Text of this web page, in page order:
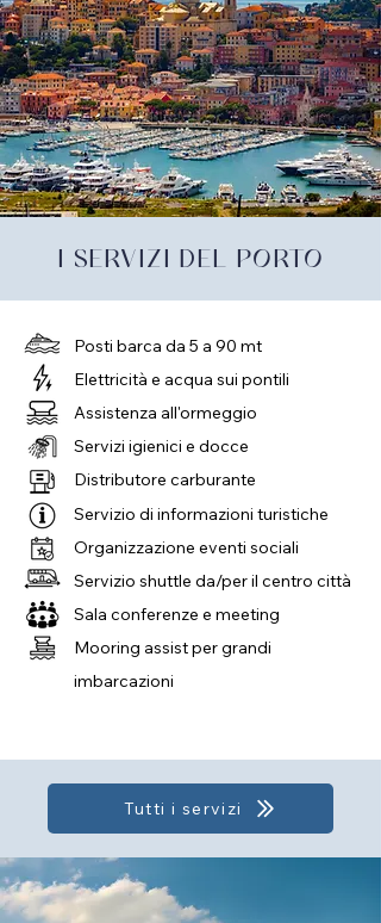
I SERVIZI DEL PORTO
Posti barca da 5 a 90 mt
Elettricità e acqua sui pontili
Assistenza all'ormeggio
Servizi igienici e docce
Distributore carburante
Servizio di informazioni turistiche
Organizzazione eventi sociali
Servizio shuttle da/per il centro città
Sala conferenze e meeting
Mooring assist per grandi
imbarcazioni
Tutti i servizi